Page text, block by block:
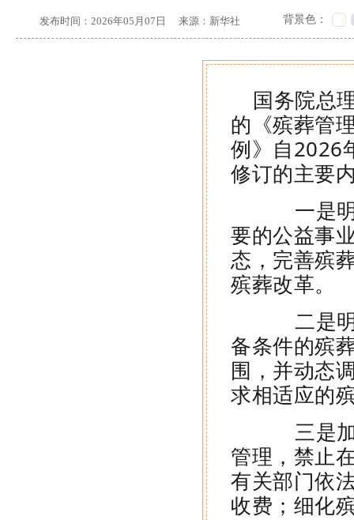
发布时间： 2026年05月07日 来源： 新华社 背景色：
国务院总
的《殡葬管
例》自2026
修订的主要
一是明
要的公益事
态，完善殡
殡葬改革。
二是明
备条件的殡
围，并动态
求相适应的
三是加
管理，禁止
有关部门依
收费；细化